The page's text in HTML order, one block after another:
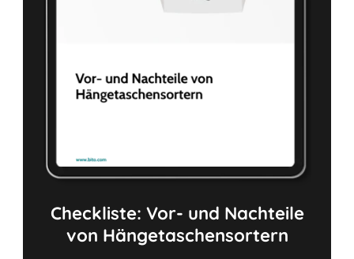
Checkliste: Vor- und Nachteile
von Hängetaschensortern